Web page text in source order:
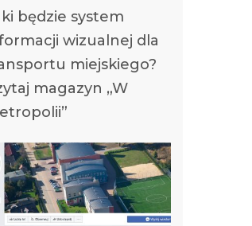
będzie system
wizualnej dla
miejskiego?
magazyn „W